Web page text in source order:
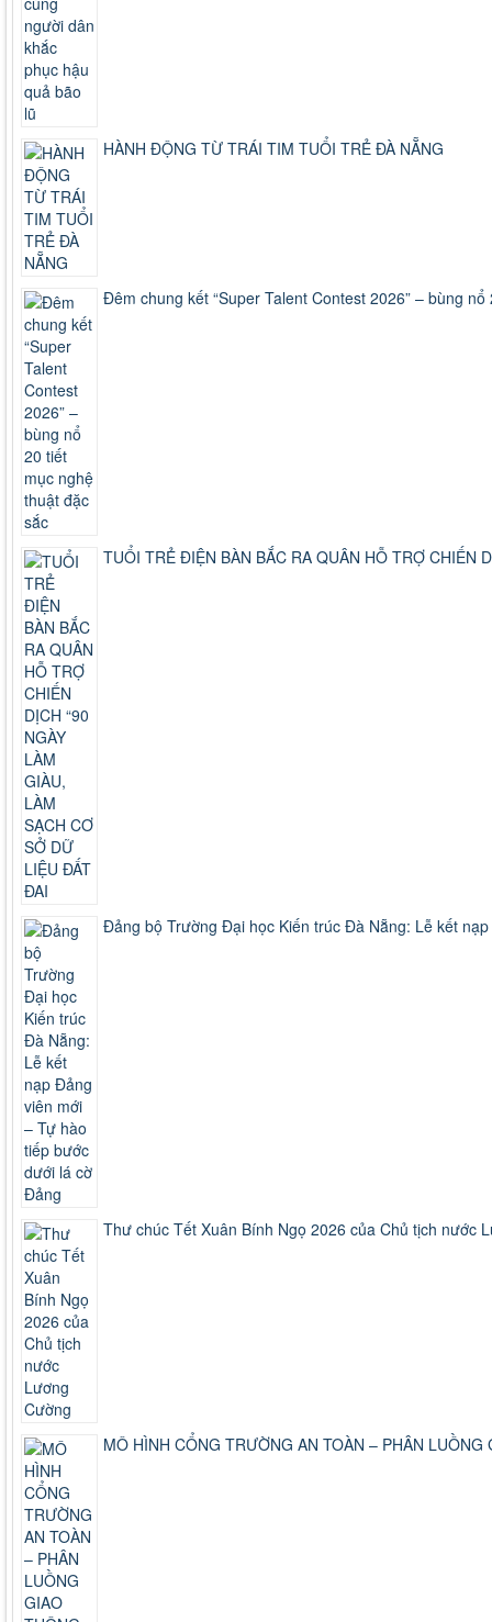
HÀNH ĐỘNG TỪ TRÁI TIM TUỔI TRẺ ĐÀ NẴNG
Đêm chung kết “Super Talent Contest 2026” – bùng
TUỔI TRẺ ĐIỆN BÀN BẮC RA QUÂN HỖ TRỢ CHIẾN
Đảng bộ Trường Đại học Kiến trúc Đà Nẵng: Lễ kết
Thư chúc Tết Xuân Bính Ngọ 2026 của Chủ tịch nước
MÔ HÌNH CỔNG TRƯỜNG AN TOÀN – PHÂN